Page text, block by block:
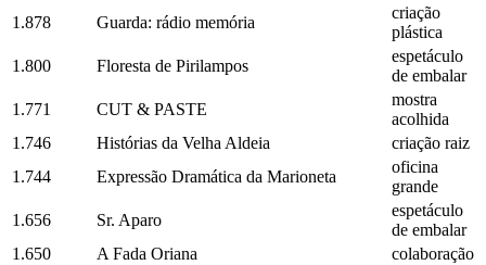
1.878
Guarda: rádio memória
criação
plástica
1.800
Floresta de Pirilampos
espetáculo
de embalar
1.771
CUT & PASTE
mostra
acolhida
1.746
Histórias da Velha Aldeia
criação raiz
1.744
Expressão Dramática da Marioneta
oficina
grande
1.656
Sr. Aparo
espetáculo
de embalar
1.650
A Fada Oriana
colaboração